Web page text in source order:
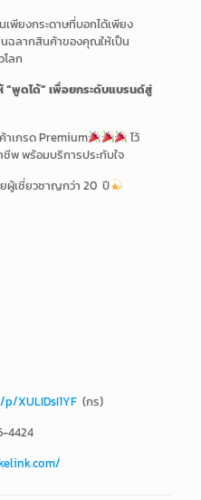
พียงกระดาษที่บอกได้เพียง
ฉลากสินค้าของคุณให้เป็น
ลก
พูดได้” เพื่อยกระดับแบรนด์สู่
เกรด Premium
ไว้
ชีพ พร้อมบริการประทับใจ
ผู้เชี่ยวชาญกว่า 20 ปี
XULIDsI1YF(กร)
4424